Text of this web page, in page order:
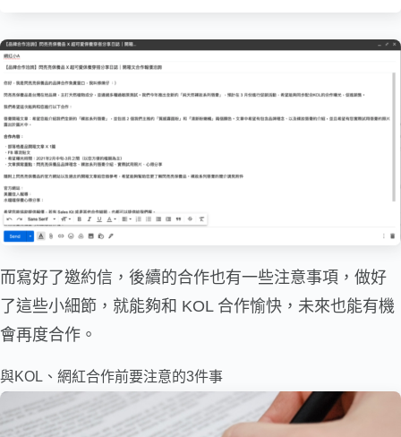
而寫好了邀約信，後續的合作也有一些注意事項，做好
了這些小細節，就能夠和 KOL 合作愉快，未來也能有機
會再度合作。
與KOL、網紅合作前要注意的3件事